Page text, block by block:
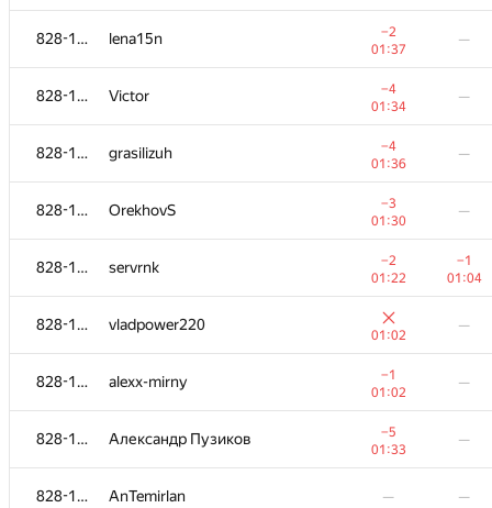
828-1115 lena15n
−2
01:37
—
828-1115 Victor
−4
01:34
—
828-1115 grasilizuh
−4
01:36
—
828-1115 OrekhovS
−3
01:30
—
828-1115 servrnk
−2
01:22
−1
01:04
828-1115 vladpower220
01:02
—
828-1115 alexx-mirny
−1
01:02
—
828-1115 Александр Пузиков
−5
01:33
—
828-1115 AnTemirlan — —
765 / 2712 /1000
klepikov.nick
−1
00:53
Deleted user
01:24